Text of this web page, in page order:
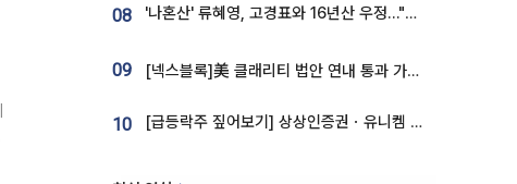
08 '나혼산' 류혜영, 고경표와 16년산 우정…"자취방서 부모님과 마주쳐"
09 [넥스블록]美 클래리티 법안 연내 통과 가능성 13%…상원 문턱서 제동
10 [급등락주 짚어보기] 상상인증권ㆍ유니켐 2연속, 본느 6연속 ‘상한가’⋯M&A 훈풍 분 증시